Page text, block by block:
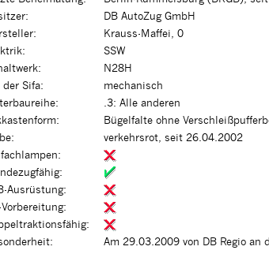
DB AutoZug GmbH
Krauss-Maffei, 0
SSW
N28H
der Sifa:
mechanisch
.3: Alle anderen
Bügelfalte ohne
verkehrsrot, seit 26.04.2002
Ausrüstung:
Vorbereitung:
Am 29.03.2009 von DB Regio an